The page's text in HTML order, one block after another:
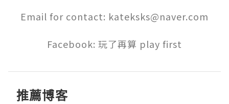
Email for contact: kateksks@naver.com
Facebook: 玩了再算 play first
推薦博客